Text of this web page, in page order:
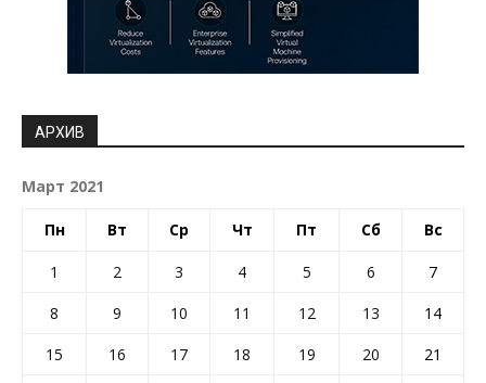
АРХИВ
Март 2021
Пн Вт Ср Чт Пт Сб Вс
1 2 3 4 5 6
7
8
9 10 11 12 13
14
15
16 17 18 19 20
21